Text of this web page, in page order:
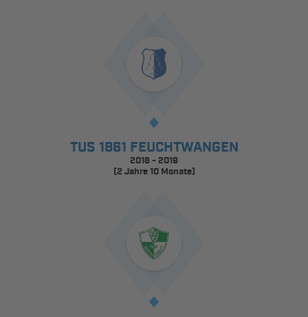
TUS 1861 FEUCHTWANGEN
2016 - 2019
(2 Jahre 10 Monate)